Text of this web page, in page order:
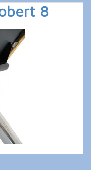
8